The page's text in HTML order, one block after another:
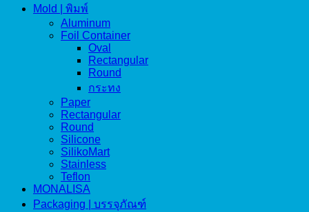
Mold | พิมพ์
Aluminum
Foil Container
Oval
Rectangular
Round
กระทง
Paper
Rectangular
Round
Silicone
SilikoMart
Stainless
Teflon
MONALISA
Packaging | บรรจุภัณฑ์